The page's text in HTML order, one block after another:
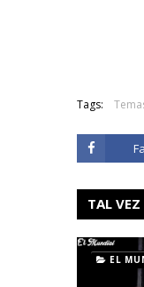
Tags:
TAL VEZ
EL